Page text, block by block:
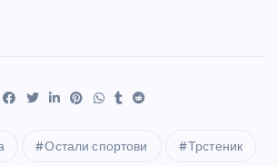
Остали спортови Трстеник